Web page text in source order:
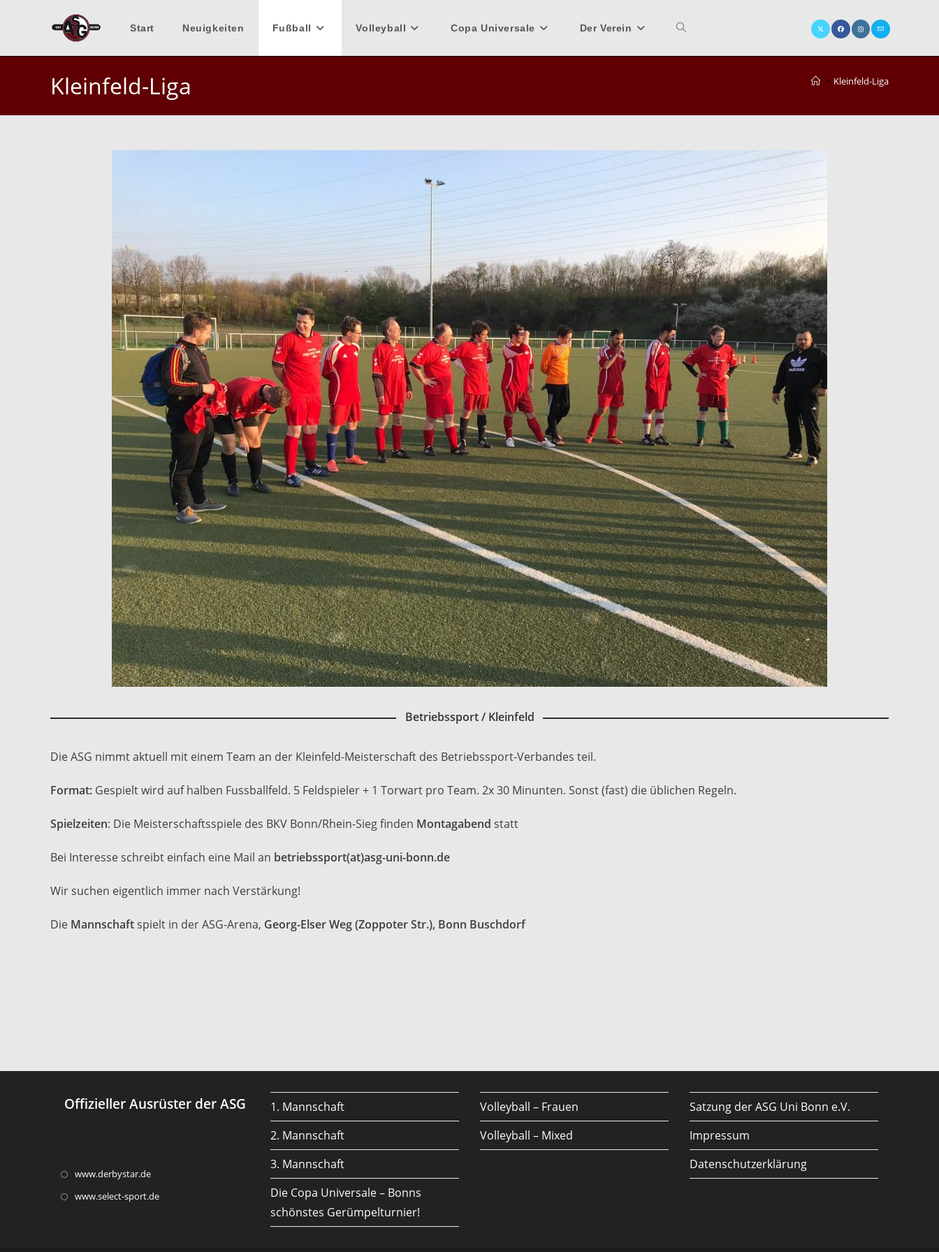
Start Neuigkeiten Fußball Volleyball Copa Universale Der Verein Website-
Kleinfeld-Liga > Kleinfeld-Liga
Betriebssport / Kleinfeld
Die ASG nimmt aktuell mit einem Team an der Kleinfeld-Meisterschaft des Betriebssport-Verbandes teil.
Format: Gespielt wird auf halben Fussballfeld. 5 Feldspieler + 1 Torwart pro Team. 2x 30 Minunten. Sonst (fast) die üblichen Regeln.
Spielzeiten: Die Meisterschaftsspiele des BKV Bonn/Rhein-Sieg finden Montagabend statt
Bei Interesse schreibt einfach eine Mail an betriebssport(at)asg-uni-bonn.de
Wir suchen eigentlich immer nach Verstärkung!
Die Mannschaft spielt in der ASG-Arena, Georg-Elser Weg (Zoppoter Str.), Bonn Buschdorf
Offizieller Ausrüster der ASG
www.derbystar.deOpens
www.select-sport.deOpens
1. Mannschaft
2. Mannschaft
3. Mannschaft
Die Copa Universale – Bonns
schönstes Gerümpelturnier!
Volleyball – Frauen
Volleyball – Mixed
Satzung der ASG Uni Bonn e.V.
Impressum
Datenschutzerklärung